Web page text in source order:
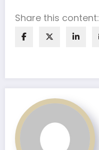
Share this content: